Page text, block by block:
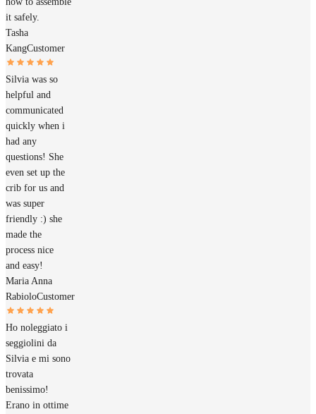
it safely.
Tasha
KangCustomer
Silvia was so
helpful and
communicated
quickly when i
had any
questions! She
even set up the
crib for us and
was super
friendly :) she
made the
process nice
and easy!
Maria Anna
RabioloCustomer
Ho noleggiato i
seggiolini da
Silvia e mi sono
trovata
benissimo!
Erano in ottime